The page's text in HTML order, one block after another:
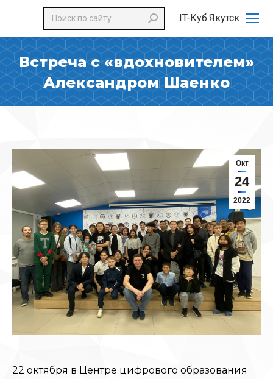
IT-Куб.Якутск
Поиск:
Встреча с «вдохновителем»
Александром Шаенко
Окт
24
2022
22 октября в Центре цифрового образования